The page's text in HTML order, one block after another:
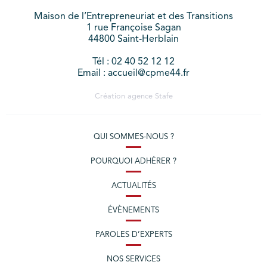
Maison de l’Entrepreneuriat et des Transitions
1 rue Françoise Sagan
44800 Saint-Herblain
Tél : 02 40 52 12 12
Email : accueil@cpme44.fr
Création agence Stafe
QUI SOMMES-NOUS ?
POURQUOI ADHÉRER ?
ACTUALITÉS
ÉVÈNEMENTS
PAROLES D’EXPERTS
NOS SERVICES